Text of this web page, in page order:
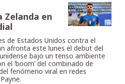
Zelanda en
de Estados Unidos contra el
afronta este lunes el debut del
bajo un tenso ambiente
‘boom’ del combinado de
fenómeno viral en redes